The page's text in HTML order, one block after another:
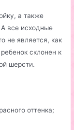
а также
все исходные
не является, как
склонен к
шерсти.
оттенка;